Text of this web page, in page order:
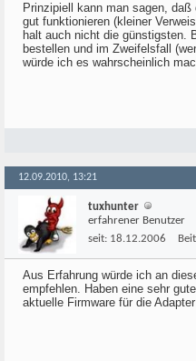
Prinzipiell kann man sagen,
gut funktionieren (kleiner
halt auch nicht die günstigsten.
bestellen und im Zweifelsfall
würde ich es wahrscheinlich
12.09.2010, 13:21
tuxhunter
erfahrener Benutzer
seit: 18.12.2006
Aus Erfahrung würde ich an
empfehlen. Haben eine sehr
aktuelle Firmware für die